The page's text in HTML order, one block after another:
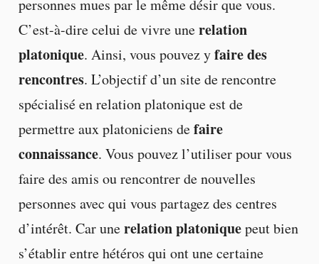
personnes mues par le même désir que vous.
C’est-à-dire celui de vivre unerelation
platonique. Ainsi, vous pouvez yfaire des
rencontres. L’objectif d’un site de rencontre
spécialisé en relation platonique est de
permettre aux platoniciens defaire
connaissance. Vous pouvez l’utiliser pour vous
faire des amis ou rencontrer de nouvelles
personnes avec qui vous partagez des centres
d’intérêt. Car unerelation platoniquepeut bien
s’établir entre hétéros qui ont une certaine